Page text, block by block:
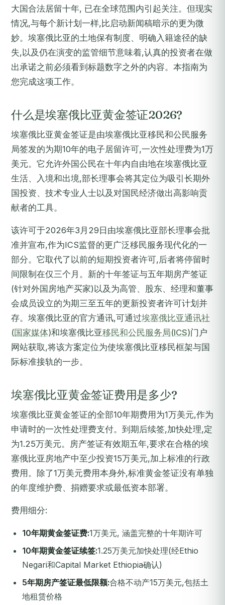
大国合法居留十年, 已在全球范围内引起关注。但现实
情况,与每个新计划一样,比启动新闻稿暗示的更为微
妙。埃塞俄比亚的土地保有制度、明确入籍途径的缺
失,以及仍在演变的监管细节意味着,认真的投资者在做
出承诺之前必须看到标题数字之外的内容。本指南为
您完成这项工作。
什么是埃塞俄比亚黄金签证2026?
埃塞俄比亚黄金签证是由埃塞俄比亚移民和公民服务
局签发的为期10年的电子居留许可,一次性处理费为1万
美元。它允许外国公民在十年内自由地在埃塞俄比亚
生活、入境和出境,部长理事会将其定位为吸引长期外
国投资、技术专业人士以及对国民经济做出高影响贡
献者的工具。
该许可于2026年3月29日由埃塞俄比亚部长理事会批
准并宣布,作为ICS监督的更广泛移民服务现代化的一
部分。它取代了以前的短期投资者许可,后者将停留时
间限制在仅三个月。新的十年签证与五年期房产签证
(针对外国房地产买家)以及为高管、股东、经理和董事
会成员设立的为期三至五年的更新投资者许可计划并
存。埃塞俄比亚的官方通讯,可通过埃塞俄比亚通讯社
(国家媒体)和埃塞俄比亚移民和公民服务局(ICS)门户
网站获取,将该方案定位为使埃塞俄比亚移民框架与国
际标准接轨的一步。
埃塞俄比亚黄金签证费用是多少?
埃塞俄比亚黄金签证的全部10年期费用为1万美元,作为
申请时的一次性处理费支付。到期后续签,加快处理,定
为1.25万美元。房产签证有效期五年,要求在合格的埃
塞俄比亚房地产中至少投资15万美元,加上标准的行政
费用。除了1万美元费用本身外,标准黄金签证没有单独
的年度维护费、捐赠要求或最低资本部署。
费用细分:
10年期黄金签证费:1万美元, 涵盖完整的十年期许可
10年期黄金签证续签:1.25万美元加快处理(经Ethio
Negari和Capital Market Ethiopia确认)
5年期房产签证最低限额:合格不动产15万美元,包括土
地租赁价格